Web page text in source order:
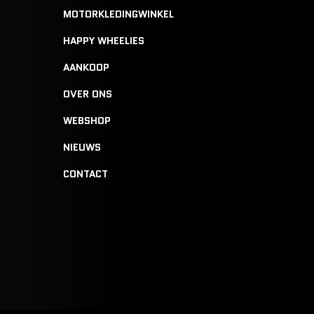
MOTORKLEDINGWINKEL
HAPPY WHEELIES
AANKOOP
OVER ONS
WEBSHOP
NIEUWS
CONTACT